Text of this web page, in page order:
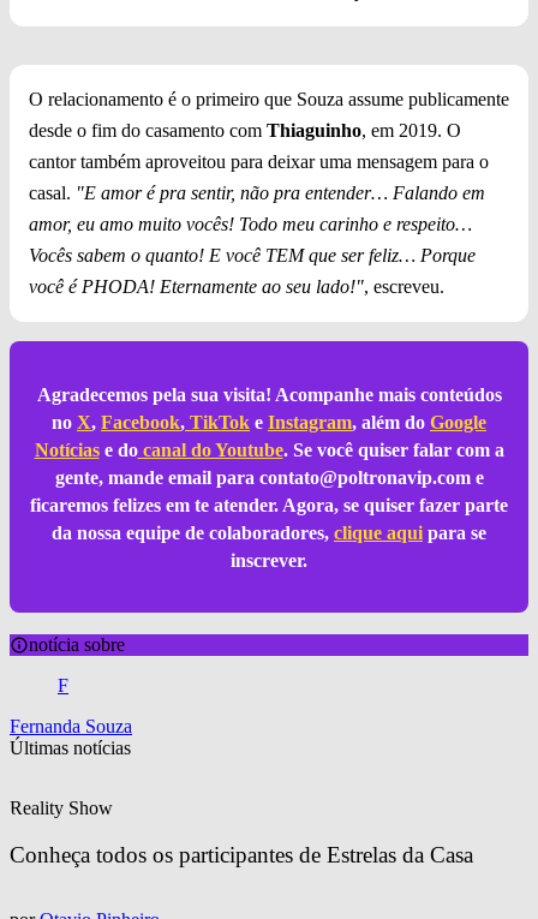
O relacionamento é o primeiro que Souza assume publicamente
desde o fim do casamento com Thiaguinho, em 2019. O
cantor também aproveitou para deixar uma mensagem para o
casal. "E amor é pra sentir, não pra entender… Falando em
amor, eu amo muito vocês! Todo meu carinho e respeito…
Vocês sabem o quanto! E você TEM que ser feliz… Porque
você é PHODA! Eternamente ao seu lado!", escreveu.
Agradecemos pela sua visita! Acompanhe mais conteúdos
no X, Facebook, TikTok e Instagram, além do Google
Notíciase docanal do Youtube. Se você quiser falar com a
gente, mande email para contato@poltronavip.come
ficaremos felizes em te atender. Agora, se quiser fazer parte
da nossa equipe de colaboradores, clique aqui para se
inscrever.
notícia sobre
F
Fernanda Souza
Últimas notícias
Reality Show
Conheça todos os participantes de Estrelas da Casa